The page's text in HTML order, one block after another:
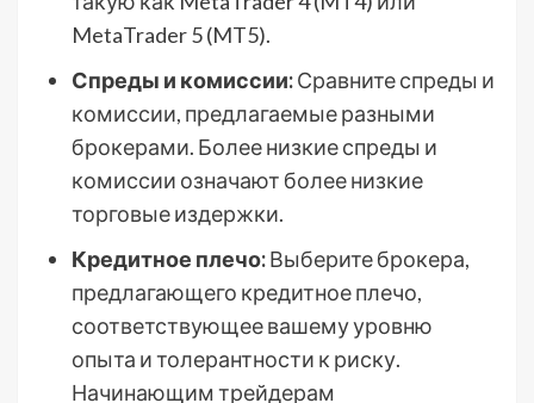
MetaTrader 5 (MT5).
Спреды и комиссии:Сравните спреды и
комиссии, предлагаемые разными
брокерами. Более низкие спреды и
комиссии означают более низкие
торговые издержки.
Кредитное плечо:Выберите брокера,
предлагающего кредитное плечо,
соответствующее вашему уровню
опыта и толерантности к риску.
Начинающим трейдерам